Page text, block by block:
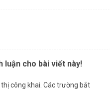
luận cho bài viết này!
công khai. Các trường bắt